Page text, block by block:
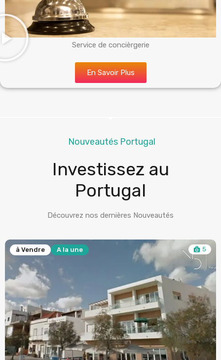
Service de concièrgerie
En Savoir Plus
Nouveautés Portugal
Investissez au
Portugal
Découvrez nos dernières Nouveautés
5 à Vendre